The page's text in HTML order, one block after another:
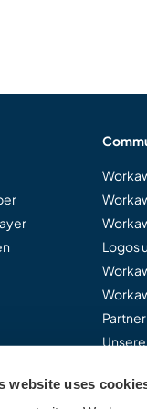
website uses
Logos